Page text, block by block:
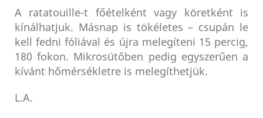
A ratatouille-t főételként vagy köretként is
kínálhatjuk. Másnap is tökéletes – csupán le
kell fedni fóliával és újra melegíteni 15 percig,
180 fokon. Mikrosütőben pedig egyszerűen a
kívánt hőmérsékletre is melegíthetjük.
L.A.